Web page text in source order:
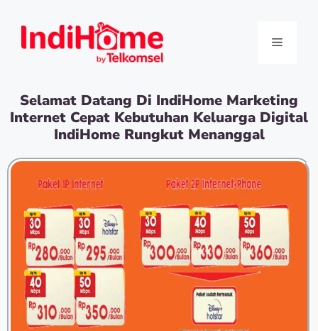
Selamat Datang Di IndiHome Marketing
Internet Cepat Kebutuhan Keluarga Digital
IndiHome Rungkut Menanggal